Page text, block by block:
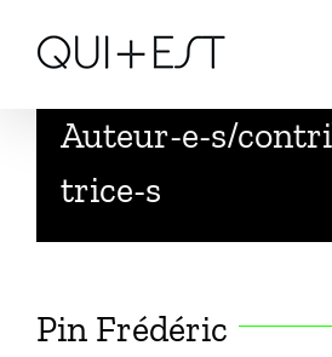
contenu
Auteur-e-s/
trice-s
Pin Frédéric